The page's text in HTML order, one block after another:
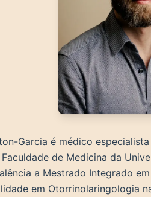
Garcia é médico
de Medicina da
a Mestrado Integrado
em Otorrinolaringologia